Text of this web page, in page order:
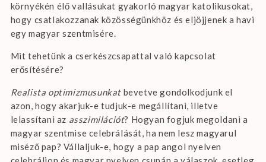
környékén élő vallásukat gyakorló magyar katolikusokat,
hogy csatlakozzanak közösségünkhöz és eljöjjenek a havi
egy magyar szentmisére.
Mit tehetünk a cserkészcsapattal való kapcsolat
erősítésére?
Realista optimizmusunkatbevetve gondolkodjunk el
azon, hogy akarjuk-e tudjuk-e megállítani, illetve
lelassítani az asszimilációt? Hogyan fogjuk megoldani a
magyar szentmise celebrálását, ha nem lesz magyarul
miséző pap? Vállaljuk-e, hogy a pap angol nyelven